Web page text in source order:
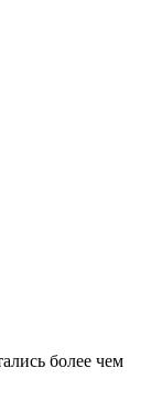
более чем